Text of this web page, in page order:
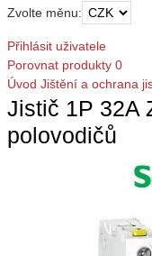
Zvolte měnu:
Přihlásit uživatele
Porovnat produkty 0
Úvod Jištění a ochrana
Jistič 1P 32A
polovodičů